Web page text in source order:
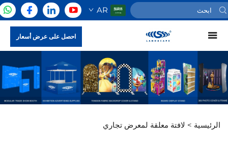
AR
احصل على عرض أسعار
الرئيسية > لافتة معلقة لمعرض تجاري